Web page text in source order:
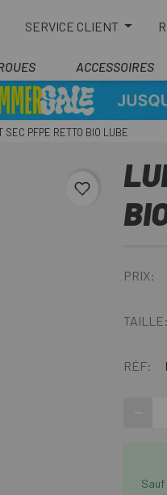
SERVICE CLIENT
ACCESSOIRES
SEC PFPE RETTO BIO LUBE
PRIX:
TAILLE:
RÉF:
Sauf